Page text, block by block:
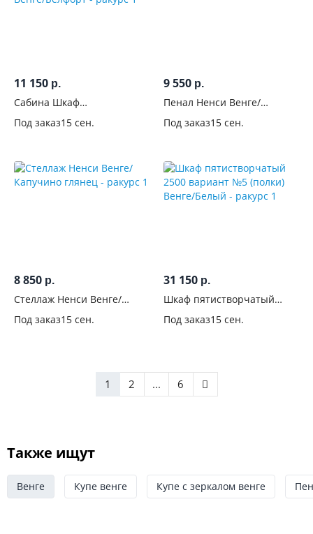
11 150 р.
Сабина Шкаф
Венге/Белфорт
Под заказ15 сен.
9 550 р.
Пенал Ненси Венге/
Под заказ15 сен.
8 850 р.
Стеллаж Ненси Венге/
Под заказ15 сен.
31 150 р.
Шкаф пятистворчатый
Венге/Белый
Под заказ15 сен.
1 2 ... 6
Также ищут
Венге Купе венге Купе с зеркалом венге